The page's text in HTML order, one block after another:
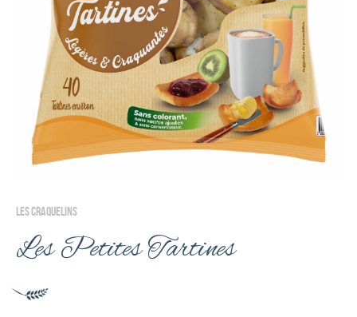
LES CRAQUELINS
Les Petites Tartines